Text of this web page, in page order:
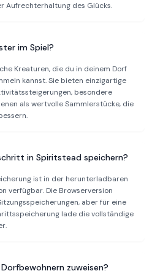
Aufrechterhaltung des Glücks.
im Spiel?
Kreaturen, die du in deinem Dorf
kannst. Sie bieten einzigartige
besondere
als wertvolle Sammlerstücke, die
in Spiritstead speichern?
ist in der herunterladbaren
verfügbar. Die Browserversion
aber für eine
lade die vollständige
zuweisen?